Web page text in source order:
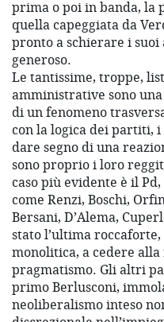
prima o poi in banda, la
quella capeggiata da
pronto a schierare i
generoso.
Le tantissime, troppe,
amministrative sono
di un fenomeno
con la logica dei partiti,
dare segno di una
sono proprio i loro
caso più evidente è il
come Renzi, Boschi,
Bersani, D’Alema,
stato l’ultima
monolitica, a cedere
pragmatismo. Gli altri
primo Berlusconi,
neoliberalismo inteso